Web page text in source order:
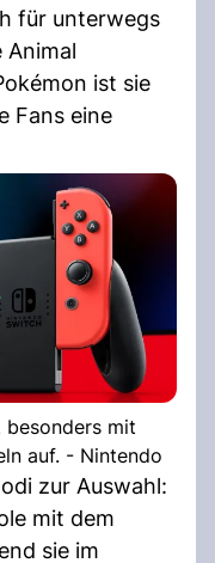
für unterwegs
Animal
ist sie
Fans eine
mit
auf. - Nintendo
zur Auswahl:
mit dem
sie im